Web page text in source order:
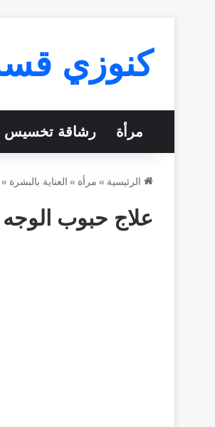
كنوزي
مرأة رشاقة تخسيس
الرئيسية » مرأة » العناية بالبشرة »
علاج حبوب